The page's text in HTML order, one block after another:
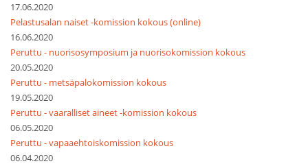
17.06.2020
Pelastusalan naiset -komission kokous (online)
16.06.2020
Peruttu - nuorisosymposium ja nuorisokomission kokous
20.05.2020
Peruttu - metsäpalokomission kokous
19.05.2020
Peruttu - vaaralliset aineet -komission kokous
06.05.2020
Peruttu - vapaaehtoiskomission kokous
06.04.2020